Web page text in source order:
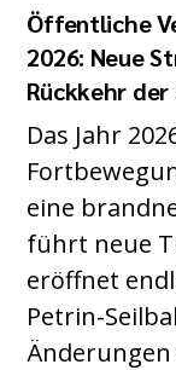
Öffentliche
2026: Neue
Rückkehr
Das Jahr
eine
führt neue
eröffnet
Petrin-